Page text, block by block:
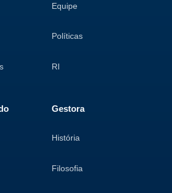
Equipe
Políticas
RI
Gestora
História
Filosofia